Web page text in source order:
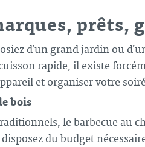
prêts,
d’un grand jardin ou
rapide, il existe
et organiser votre
bois
le barbecue au
du budget